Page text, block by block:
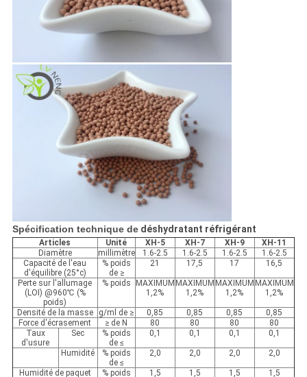
Spécification technique de déshydratant réfrigérant
Articles Unité XH-5 XH-7 XH-9
XH-11
Diamètre
millimètre 1.6-2.5 1.6-2.5 1.6-2.5
1.6-2.5
Capacité de l'eau
d'équilibre (25°c)
% poids
de ≥
21 17,5 17 16,5
Perte sur l'allumage
(LOI) @960℃ (%
poids)
% poids
MAXIMUM
1,2%
MAXIMUM
1,2%
MAXIMUM
1,2%
MAXIMUM
1,2%
Densité de la masse g/ml de ≥ 0,85 0,85 0,85
0,85
Force d'écrasement
≥ de N 80 80 80
80
Taux
d'usure
Sec
% poids
de ≤
0,1 0,1 0,1 0,1
Humidité
% poids
de ≤
2,0 2,0 2,0 2,0
Humidité de paquet % poids 1,5 1,5 1,5 1,5